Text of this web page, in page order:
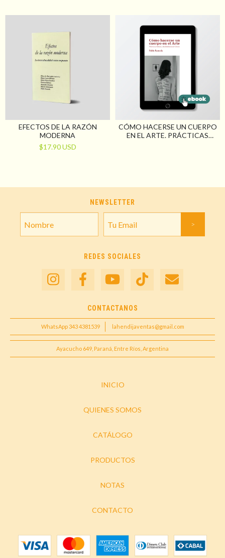
EFECTOS DE LA RAZÓN
MODERNA
$17.90 USD
CÓMO HACERSE UN CUERPO
EN EL ARTE. PRÁCTICAS
NEWSLETTER
REDES SOCIALES
CONTACTANOS
WhatsApp 343 4381539 lahendijaventas@gmail.com
Ayacucho 649, Paraná, Entre Ríos, Argentina
INICIO
QUIENES SOMOS
CATÁLOGO
PRODUCTOS
NOTAS
CONTACTO